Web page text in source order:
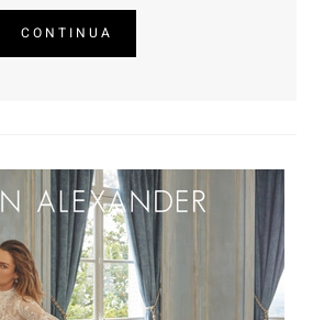
CONTINUA